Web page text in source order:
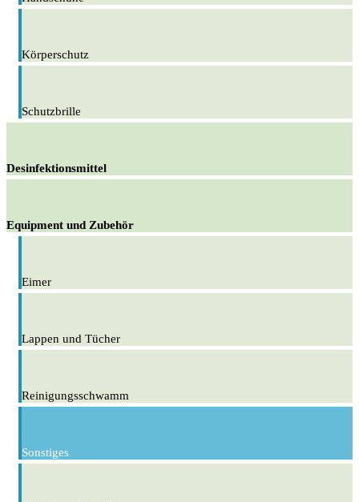
Körperschutz
Schutzbrille
Desinfektionsmittel
Equipment und Zubehör
Eimer
Lappen und Tücher
Reinigungsschwamm
Sonstiges